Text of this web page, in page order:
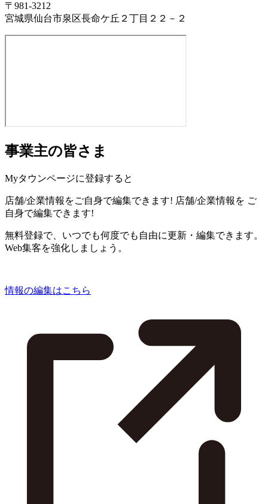
〒981-3212
宮城県仙台市泉区長命ケ丘２丁目２２－２
事業主の皆さま
Myタウンページに登録すると
店舗/企業情報をご自身で編集できます! 店舗/企業情報を ご
自身で編集できます!
無料登録で、いつでも何度でも自由に更新・編集できます。
Web集客を強化しましょう。
情報の編集はこちら